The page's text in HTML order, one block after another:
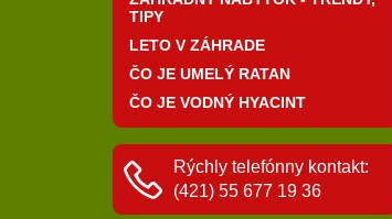
TIPY
LETO V ZÁHRADE
ČO JE UMELÝ RATAN
ČO JE VODNÝ HYACINT
Rýchly telefónny kontakt:
(421) 55 677 19 36